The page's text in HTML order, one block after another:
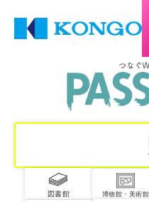
図書館 博物館・美術館